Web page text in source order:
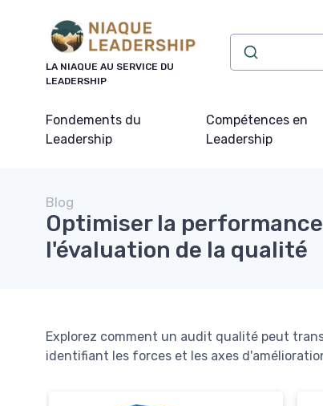
LA NIAQUE AU SERVICE DU
LEADERSHIP
Fondements du
Leadership
Compétences en
Leadership
Blog
Optimiser la
l'évaluation de la qualité
Explorez comment un audit qualité peut
identifiant les forces et les axes